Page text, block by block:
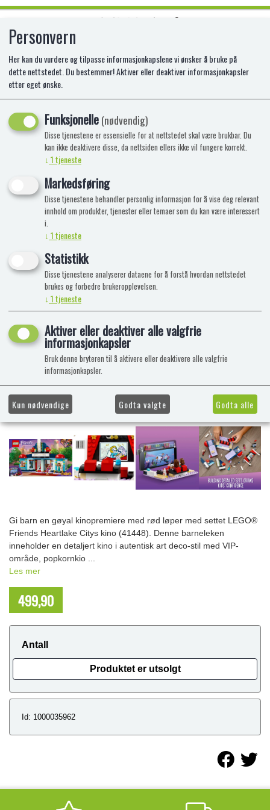
LEGO-41448 HEARTLAKE CITYS
KINO
LE-41448
Gi barn en gøyal kinopremiere med rød løper med settet LEGO®
Friends Heartlake Citys kino (41448). Denne barneleken
inneholder en detaljert kino i autentisk art deco-stil med VIP-
område, popkornkio ...
Les mer
499,90
Antall
Produktet er utsolgt
Id: 1000035962
Personvern
Her kan du vurdere og tilpasse informasjonkapslene vi ønsker å bruke på
dette nettstedet. Du bestemmer! Aktiver eller deaktiver informasjonkapsler
etter eget ønske.
Funksjonelle(nødvendig)
Disse tjenestene er essensielle for at nettstedet skal være brukbar. Du
kan ikke deaktivere disse, da nettsiden ellers ikke vil fungere korrekt.
↓ 1tjeneste
Markedsføring
Disse tjenestene behandler personlig informasjon for å vise deg relevant
innhold om produkter, tjenester eller temaer som du kan være interessert
i.
↓ 1tjeneste
Statistikk
Disse tjenestene analyserer dataene for å forstå hvordan nettstedet
brukes og forbedre brukeropplevelsen.
↓ 1tjeneste
Aktiver eller deaktiver alle valgfrie
informasjonkapsler
Bruk denne bryteren til å aktivere eller deaktivere alle valgfrie
informasjonkapsler.
Kun nødvendige Godta valgte Godta alle